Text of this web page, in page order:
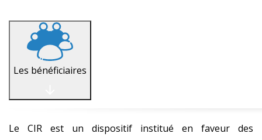
Les bénéficiaires
Le CIR est un dispositif institué en faveur des